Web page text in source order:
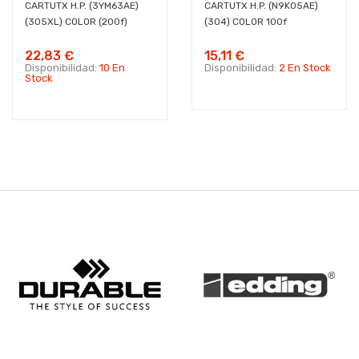
CARTUTX H.P. (3YM63AE)
(305XL) COLOR (200f)
22,83 €
Disponibilidad: 10 En
Stock
CARTUTX H.P. (N9K05AE)
(304) COLOR 100f
15,11 €
Disponibilidad: 2 En Stock